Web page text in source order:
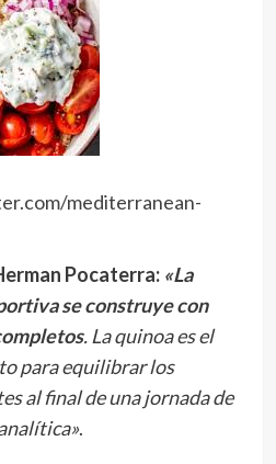
mediterranean-
Pocaterra: «La
se construye con
. La quinoa es el
para equilibrar los
al final de una jornada de
.